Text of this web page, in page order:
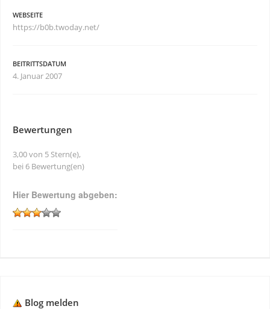
WEBSEITE
https://b0b.twoday.net/
BEITRITTSDATUM
4. Januar 2007
Bewertungen
3,00 von 5 Stern(e),
bei 6 Bewertung(en)
Hier Bewertung abgeben:
Blog melden